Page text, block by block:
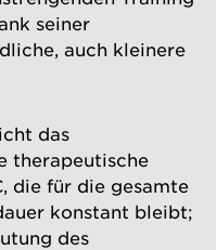
seiner
auch kleinere
das
therapeutische
die für die gesamte
konstant bleibt;
des